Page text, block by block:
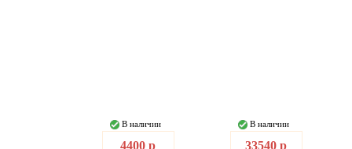
В наличии
4400 р
В наличии
33540 р